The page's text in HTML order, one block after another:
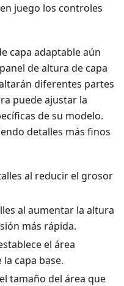
juego los controles
capa adaptable aún
de altura de capa
diferentes partes
puede ajustar la
de su modelo.
detalles más finos
al reducir el grosor
al aumentar la altura
más rápida.
el área
capa base.
tamaño del área que